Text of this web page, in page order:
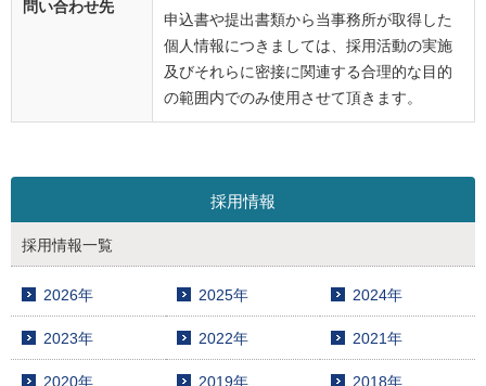
問い合わせ先
申込書や提出書類から当事務所が取得した
個人情報につきましては、採用活動の実施
及びそれらに密接に関連する合理的な目的
の範囲内でのみ使用させて頂きます。
採用情報
採用情報一覧
2026年 2025年 2024年
2023年 2022年 2021年
2020年 2019年 2018年